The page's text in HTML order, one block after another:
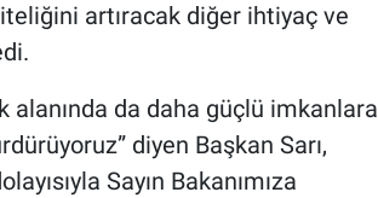
artıracak diğer ihtiyaç ve
alanında da daha güçlü imkanlara
diyen Başkan Sarı,
Sayın Bakanımıza